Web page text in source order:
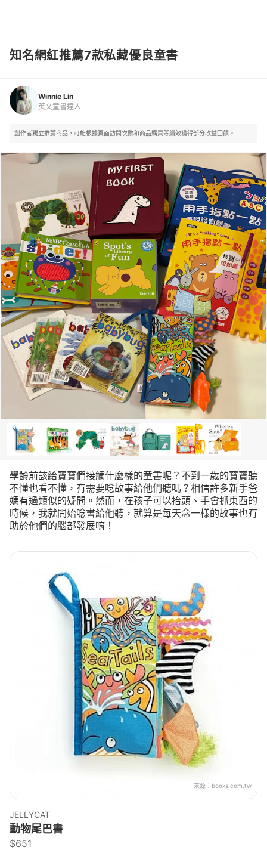
Winnie Lin
英文童書達人
知名網紅推薦7款私藏優良童書
Winnie Lin
英文童書達人
創作者獨立推薦商品，可能根據頁面訪問次數和商品購買等績效獲得部分收益回饋。
學齡前該給寶寶們接觸什麼樣的童書呢？不到一歲的寶寶聽
不懂也看不懂，有需要唸故事給他們聽嗎？相信許多新手爸
媽有過類似的疑問。然而，在孩子可以抬頭、手會抓東西的
時候，我就開始唸書給他聽，就算是每天念一樣的故事也有
助於他們的腦部發展唷！
來源： books.com.tw
JELLYCAT
動物尾巴書
$651